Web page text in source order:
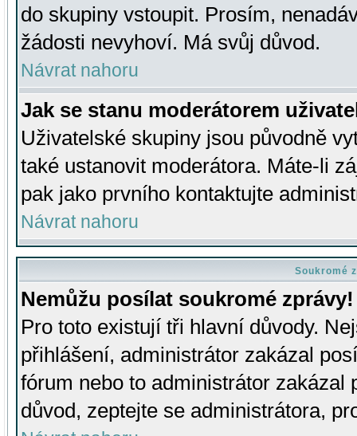
do skupiny vstoupit. Prosím,
žádosti nevyhoví. Má svůj důvod.
Návrat nahoru
Jak se stanu moderátorem
Uživatelské skupiny jsou původně
také ustanovit moderátora. Máte-li
pak jako prvního kontaktujte
Návrat nahoru
Soukromé
Nemůžu posílat soukromé zprávy!
Pro toto existují tři hlavní důvody.
přihlášení, administrátor zakázal
fórum nebo to administrátor zakázal
důvod, zeptejte se administrátora,